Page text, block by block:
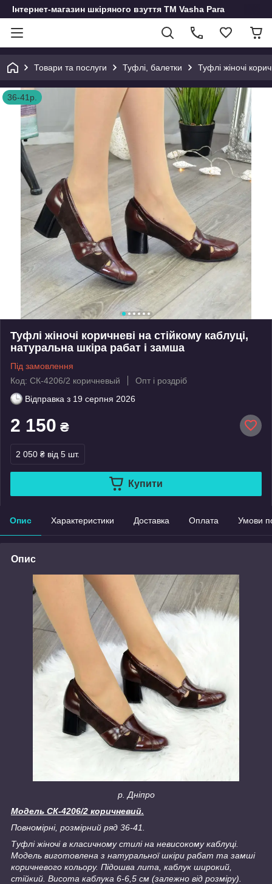
Інтернет-магазин шкіряного взуття ТМ Vasha Para
Товари та послуги Туфлі, балетки Туфлі жіночі
36-41р.
Туфлі жіночі коричневі на стійкому каблуці,
натуральна шкіра рабат і замша
Під замовлення
Код: СК-4206/2 коричневый
Опт і роздріб
Відправка з 19 серпня 2026
2 150 ₴
2 050 ₴ від 5 шт.
Купити
Опис Характеристики Доставка Оплата Умови
Опис
р. Дніпро
Модель СК-4206/2 коричневий.
Повномірні, розмірний ряд 36-41.
Туфлі жіночі в класичному стилі на невисокому каблуці.
Модель виготовлена з натуральної шкіри рабат та замші
коричневого кольору. Підошва лита, каблук широкий,
стійкий. Висота каблука 6-6,5 см (залежно від розміру).